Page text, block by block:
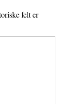
felt er